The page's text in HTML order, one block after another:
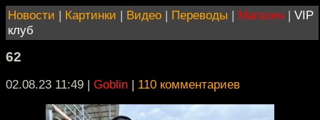
Новости | Картинки | Видео | Переводы | Магазин | VIP
клуб
62
02.08.23 11:49 | Goblin | 110 комментариев